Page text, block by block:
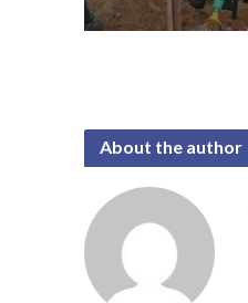
About the author